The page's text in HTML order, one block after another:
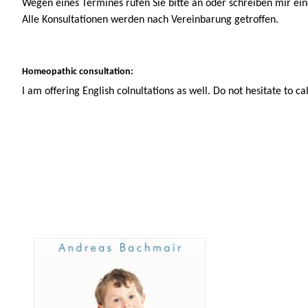
Wegen eines Termines rufen Sie bitte an oder schreiben mir
Alle Konsultationen werden nach Vereinbarung getroffen.
Homeopathic consultation:
I am offering English colnultations as well. Do not hesitate to